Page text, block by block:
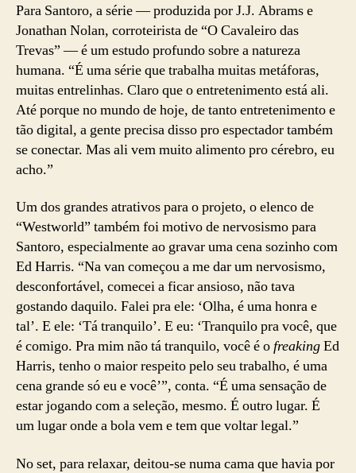
Para Santoro, a série — produzida por J.J. Abrams e
Jonathan Nolan, corroteirista de “O Cavaleiro das
Trevas” — é um estudo profundo sobre a natureza
humana. “É uma série que trabalha muitas metáforas,
muitas entrelinhas. Claro que o entretenimento está ali.
Até porque no mundo de hoje, de tanto entretenimento e
tão digital, a gente precisa disso pro espectador também
se conectar. Mas ali vem muito alimento pro cérebro, eu
acho.”
Um dos grandes atrativos para o projeto, o elenco de
“Westworld” também foi motivo de nervosismo para
Santoro, especialmente ao gravar uma cena sozinho com
Ed Harris. “Na van começou a me dar um nervosismo,
desconfortável, comecei a ficar ansioso, não tava
gostando daquilo. Falei pra ele: ‘Olha, é uma honra e
tal’. E ele: ‘Tá tranquilo’. E eu: ‘Tranquilo pra você, que
é comigo. Pra mim não tá tranquilo, você é ofreakingEd
Harris, tenho o maior respeito pelo seu trabalho, é uma
cena grande só eu e você’”, conta. “É uma sensação de
estar jogando com a seleção, mesmo. É outro lugar. É
um lugar onde a bola vem e tem que voltar legal.”
No set, para relaxar, deitou-se numa cama que havia por